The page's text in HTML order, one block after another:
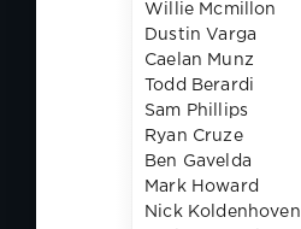
Willie Mcmillon
Dustin Varga
Caelan Munz
Todd Berardi
Sam Phillips
Ryan Cruze
Ben Gavelda
Mark Howard
Nick Koldenhoven